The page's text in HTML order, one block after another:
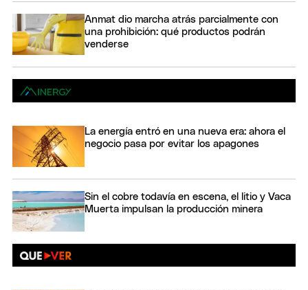
Anmat dio marcha atrás parcialmente con
una prohibición: qué productos podrán
venderse
La energía entró en una nueva era: ahora el
negocio pasa por evitar los apagones
Sin el cobre todavía en escena, el litio y Vaca
Muerta impulsan la producción minera